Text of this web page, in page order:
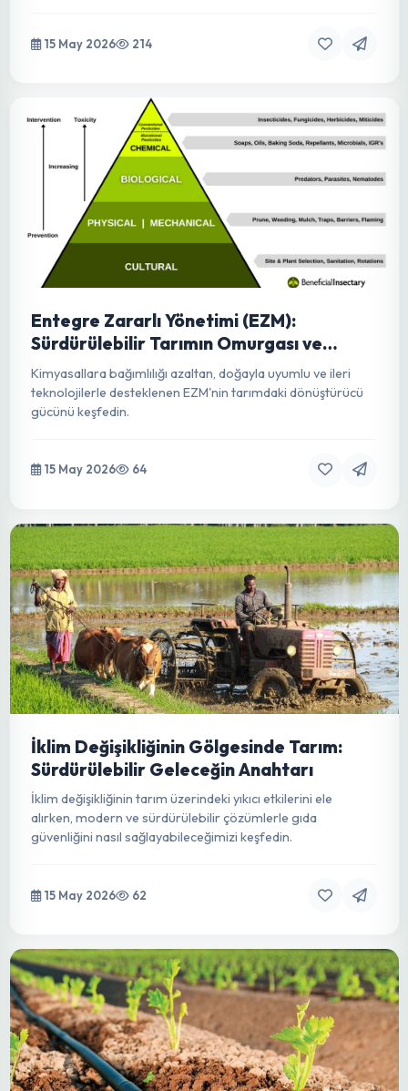
19 May 2026
Domates Küllemesi: Leveillula taurica ile
Kapsamlı Mücadele Rehberi
Domates küllemesi (Leveillula taurica) nedir? Belirtileri,
yayılma koşulları ve kültürel, biyolojik, kimyasal mücadele
Entegre Zararlı Yönetimi (EZM):
Sürdürülebilir Tarımın Omurgası ve
Geleceğin Anahtarı
gücünü keşfedin.
15 May 2026 64